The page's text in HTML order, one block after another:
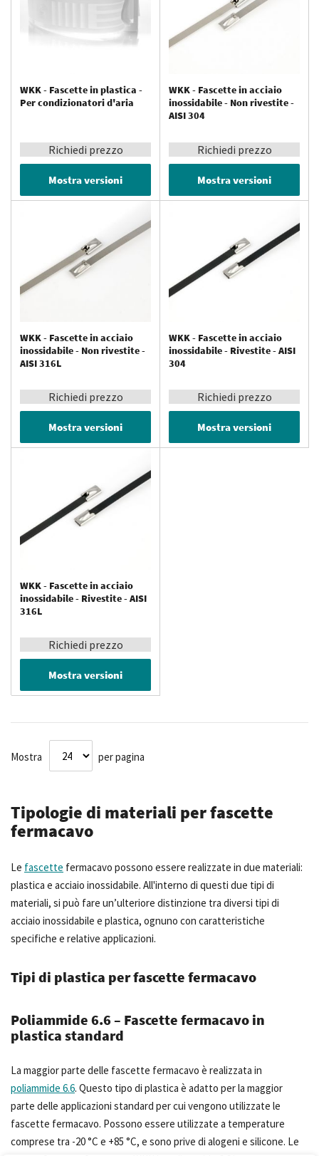
WKK - Fascette in plastica -
Per condizionatori d'aria
Richiedi prezzo
Mostra versioni
WKK - Fascette in acciaio
inossidabile - Non rivestite -
AISI 304
Richiedi prezzo
Mostra versioni
WKK - Fascette in acciaio
inossidabile - Non rivestite -
AISI 316L
Richiedi prezzo
Mostra versioni
WKK - Fascette in acciaio
inossidabile - Rivestite - AISI
304
Richiedi prezzo
Mostra versioni
WKK - Fascette in acciaio
inossidabile - Rivestite - AISI
316L
Richiedi prezzo
Mostra versioni
Mostra per pagina
Tipologie di materiali per fascette
fermacavo
Le fascette fermacavo possono essere realizzate in due materiali:
plastica e acciaio inossidabile. All'interno di questi due tipi di
materiali, si può fare un’ulteriore distinzione tra diversi tipi di
acciaio inossidabile e plastica, ognuno con caratteristiche
specifiche e relative applicazioni.
Tipi di plastica per fascette fermacavo
Poliammide 6.6 – Fascette fermacavo in
plastica standard
La maggior parte delle fascette fermacavo è realizzata in
poliammide 6.6. Questo tipo di plastica è adatto per la maggior
parte delle applicazioni standard per cui vengono utilizzate le
fascette fermacavo. Possono essere utilizzate a temperature
comprese tra -20 °C e +85 °C, e sono prive di alogeni e silicone. Le